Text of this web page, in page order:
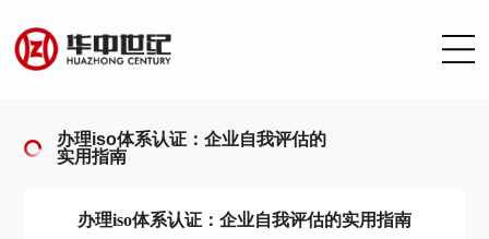
办理iso体系认证：企业自我评估的
实用指南
办理iso体系认证：企业自我评估的实用指南